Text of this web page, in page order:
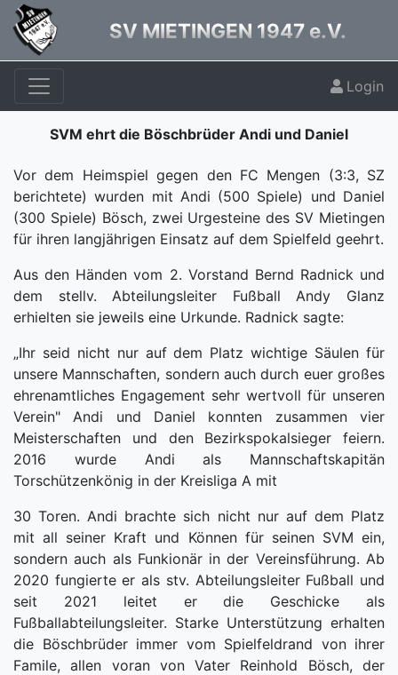
SV MIETINGEN 1947 e.V.
Login
SVM ehrt die Böschbrüder Andi und Daniel
Vor dem Heimspiel gegen den FC Mengen (3:3, SZ
berichtete) wurden mit Andi (500 Spiele) und Daniel
(300 Spiele) Bösch, zwei Urgesteine des SV Mietingen
für ihren langjährigen Einsatz auf dem Spielfeld geehrt.
Aus den Händen vom 2. Vorstand Bernd Radnick und
dem stellv. Abteilungsleiter Fußball Andy Glanz
erhielten sie jeweils eine Urkunde. Radnick sagte:
„Ihr seid nicht nur auf dem Platz wichtige Säulen für
unsere Mannschaften, sondern auch durch euer großes
ehrenamtliches Engagement sehr wertvoll für unseren
Verein" Andi und Daniel konnten zusammen vier
Meisterschaften und den Bezirkspokalsieger feiern.
2016 wurde Andi als Mannschaftskapitän
Torschützenkönig in der Kreisliga A mit
30 Toren. Andi brachte sich nicht nur auf dem Platz
mit all seiner Kraft und Können für seinen SVM ein,
sondern auch als Funkionär in der Vereinsführung. Ab
2020 fungierte er als stv. Abteilungsleiter Fußball und
seit 2021 leitet er die Geschicke als
Fußballabteilungsleiter. Starke Unterstützung erhalten
die Böschbrüder immer vom Spielfeldrand von ihrer
Famile, allen voran von Vater Reinhold Bösch, der